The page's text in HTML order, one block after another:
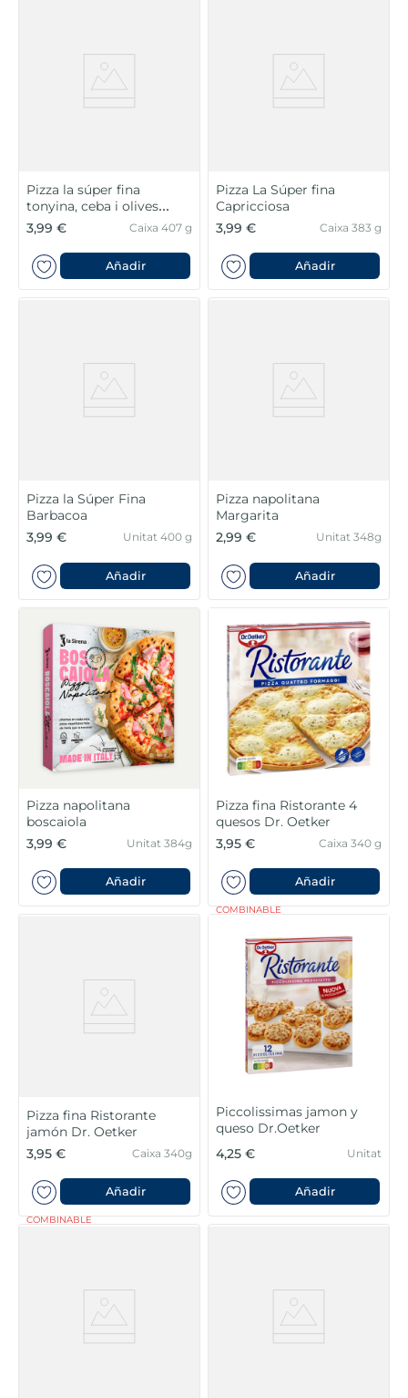
Pizza la súper fina
tonyina, ceba i olives
negres
3,99 € Caixa 407 g
Añadir
Pizza La Súper fina
Capricciosa
3,99 €
Caixa 383 g
Añadir
Pizza la Súper Fina
Barbacoa
3,99 €
Unitat 400 g
Añadir
Pizza napolitana
Margarita
2,99 €
Unitat 348g
Añadir
Pizza napolitana
boscaiola
3,99 €
Unitat 384g
Añadir
Pizza fina Ristorante 4
quesos Dr. Oetker
3,95 €
COMBINABLE
Caixa 340 g
Añadir
Pizza fina Ristorante
jamón Dr. Oetker
3,95 €
COMBINABLE
Caixa 340g
Añadir
Piccolissimas jamon y
queso Dr.Oetker
4,25 €
Unitat
Añadir